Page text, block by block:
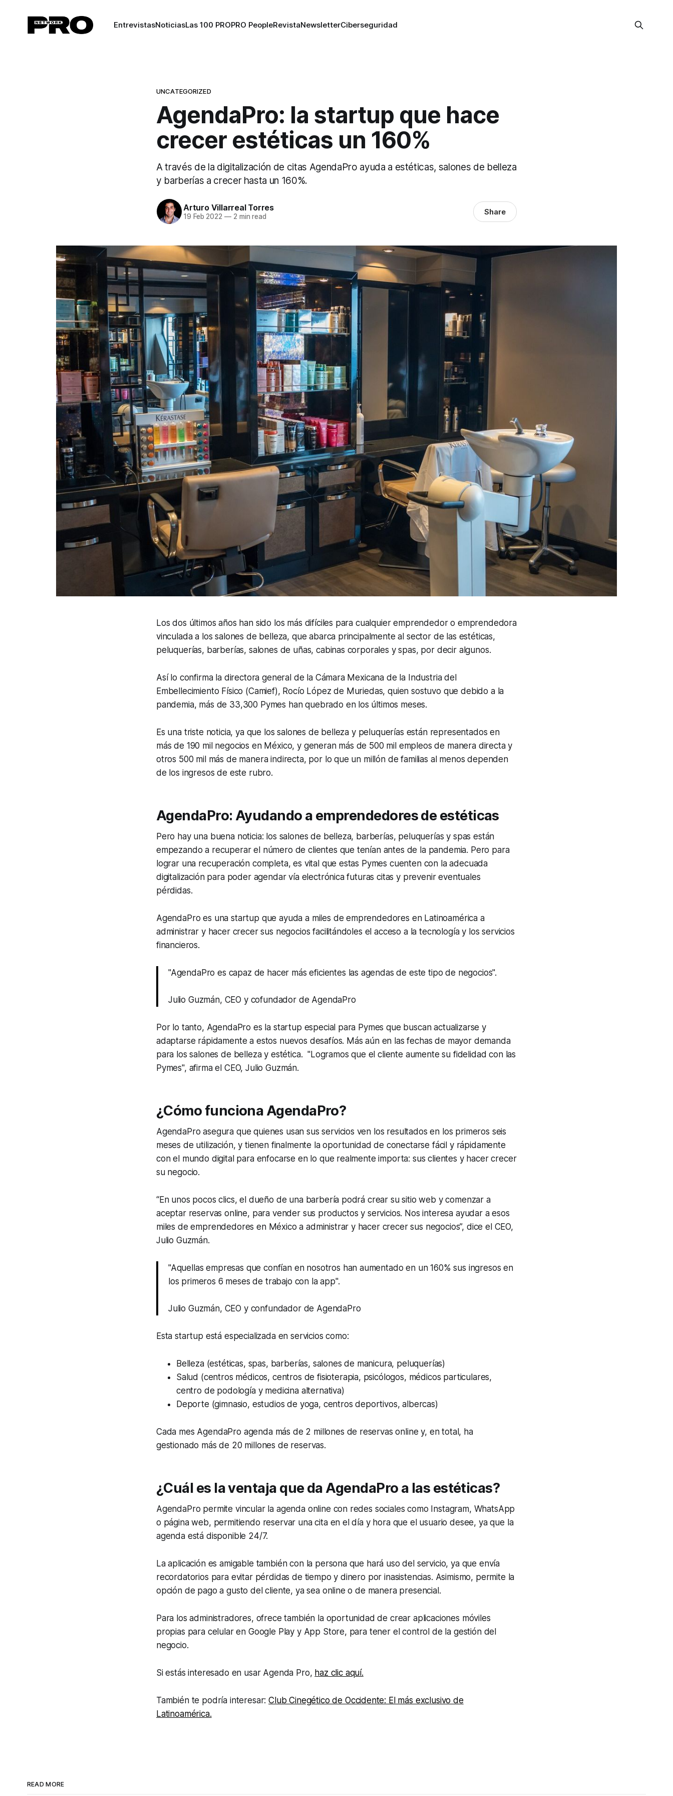
EntrevistasNoticiasLas 100 PROPRO PeopleRevistaNewsletterCiberseguridad
UNCATEGORIZED
AgendaPro: la startup que hace
crecer estéticas un 160%
A través de la digitalización de citas AgendaPro ayuda a estéticas, salones de belleza
y barberías a crecer hasta un 160%.
Arturo Villarreal Torres
19 Feb 2022 —2 min read Share
Los dos últimos años han sido los más difíciles para cualquier emprendedor o emprendedora
vinculada a los salones de belleza, que abarca principalmente al sector de las estéticas,
peluquerías, barberías, salones de uñas, cabinas corporales yspas, por decir algunos.
Así lo confirma la directora general de la Cámara Mexicana de la Industria del
Embellecimiento Físico (Camief), Rocío López de Muriedas, quien sostuvo que debido a la
pandemia, más de 33,300 Pymes han quebrado en los últimos meses.
Es una triste noticia, ya que los salones de belleza y peluquerías están representados en
más de 190 mil negocios en México, y generan más de 500 mil empleos de manera directa y
otros 500 mil más de manera indirecta, por lo que un millón de familias al menos dependen
de los ingresos de este rubro.
AgendaPro: Ayudando a emprendedores de estéticas
Pero hay una buena noticia: los salones de belleza, barberías, peluquerías y spasestán
empezando a recuperar el número de clientes que tenían antes de la pandemia. Pero para
lograr una recuperación completa, es vital que estas Pymes cuenten con la adecuada
digitalización para poder agendar vía electrónica futuras citas y prevenir eventuales
pérdidas.
AgendaPro es una startup que ayuda a miles de emprendedores en Latinoamérica a
administrar y hacer crecer sus negocios facilitándoles el acceso a la tecnología y los servicios
financieros.
"AgendaPro es capaz de hacer más eficientes las agendas de este tipo de negocios".
Julio Guzmán, CEO y cofundador de AgendaPro
Por lo tanto, AgendaPro es la startup especial para Pymes que buscan actualizarse y
adaptarse rápidamente a estos nuevos desafíos. Más aún en las fechas de mayor demanda
para los salones de belleza y estética. "Logramos que el cliente aumente su fidelidad con las
Pymes", afirma el CEO, Julio Guzmán.
¿Cómo funciona AgendaPro?
AgendaPro asegura que quienes usan sus servicios ven los resultados en los primeros seis
meses de utilización, y tienen finalmente la oportunidad de conectarse fácil y rápidamente
con el mundo digital para enfocarse en lo que realmente importa: sus clientes y hacer crecer
su negocio.
“En unos pocos clics, el dueño de una barbería podrá crear su sitio web y comenzar a
aceptar reservas online, para vender sus productos y servicios. Nos interesa ayudar a esos
miles de emprendedores en México a administrar y hacer crecer sus negocios”, dice el CEO,
Julio Guzmán.
"Aquellas empresas que confían en nosotros han aumentado en un 160% sus ingresos en
los primeros 6 meses de trabajo con la app".
Julio Guzmán, CEO y confundador de AgendaPro
Esta startup está especializada en servicios como:
Belleza (estéticas, spas, barberías, salones de manicura, peluquerías)
Salud (centros médicos, centros de fisioterapia, psicólogos, médicos particulares,
centro de podología y medicina alternativa)
Deporte (gimnasio, estudios de yoga, centros deportivos, albercas)
Cada mes AgendaPro agenda más de 2 millones de reservas online y, en total, ha
gestionado más de 20 millones de reservas.
¿Cuál es la ventaja que da AgendaPro a las estéticas?
AgendaPro permite vincular la agenda online con redes sociales como Instagram, WhatsApp
o página web, permitiendo reservar una cita en el día y hora que el usuario desee, ya que la
agenda está disponible 24/7.
La aplicación es amigable también con la persona que hará uso del servicio, ya que envía
recordatorios para evitar pérdidas de tiempo y dinero por inasistencias. Asimismo, permite la
opción de pago a gusto del cliente, ya sea online o de manera presencial.
Para los administradores, ofrece también la oportunidad de crear aplicaciones móviles
propias para celular en Google Play y App Store, para tener el control de la gestión del
negocio.
Si estás interesado en usar Agenda Pro, haz clic aquí.
También te podría interesar:Club Cinegético de Occidente: El más exclusivo de
Latinoamérica.
READ MORE